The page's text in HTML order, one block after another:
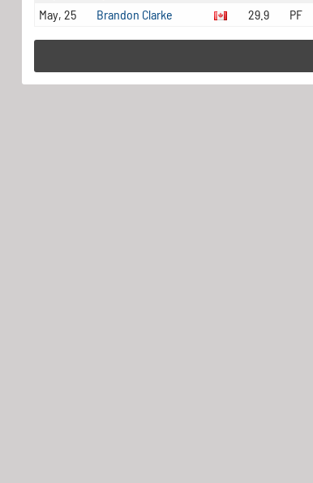
May, 25
Brandon Clarke 29.9 PF